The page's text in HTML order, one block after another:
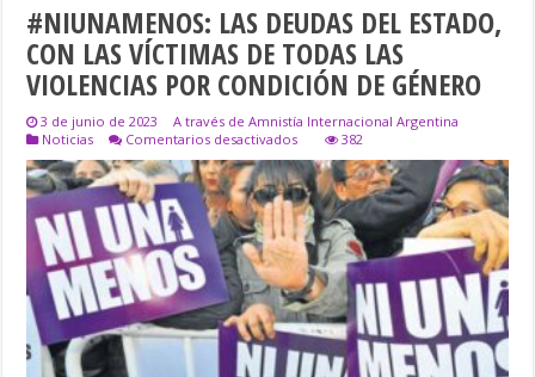
#NIUNAMENOS: LAS DEUDAS DEL ESTADO,
CON LAS VÍCTIMAS DE TODAS LAS
VIOLENCIAS POR CONDICIÓN DE GÉNERO
3 de junio de 2023
A través de Amnistía Internacional Argentina
Noticias
Comentarios desactivadosen
LAS
DEUDAS
DEL
ESTADO,
CON
LAS
VÍCTIMAS
DE
TODAS
LAS
VIOLENCIAS
POR
382